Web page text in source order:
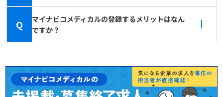
Q
マイナビコメディカルの登録するメリットはなん
ですか？